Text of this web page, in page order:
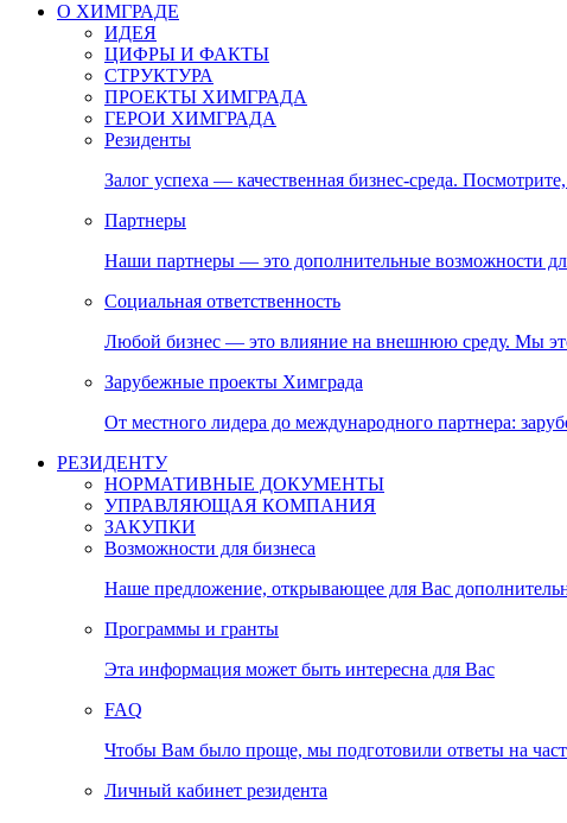
О ХИМГРАДЕ
ИДЕЯ
ЦИФРЫ И ФАКТЫ
СТРУКТУРА
ПРОЕКТЫ ХИМГРАДА
ГЕРОИ ХИМГРАДА
Резиденты
Залог успеха — качественная бизнес-среда.
Партнеры
Наши партнеры — это дополнительные возможности
Социальная ответственность
Любой бизнес — это влияние на внешнюю среду. Мы
Зарубежные проекты Химграда
От местного лидера до международного партнера:
РЕЗИДЕНТУ
НОРМАТИВНЫЕ ДОКУМЕНТЫ
УПРАВЛЯЮЩАЯ КОМПАНИЯ
ЗАКУПКИ
Возможности для бизнеса
Наше предложение, открывающее для Вас
Программы и гранты
Эта информация может быть интересна для Вас
FAQ
Чтобы Вам было проще, мы подготовили ответы на
Личный кабинет резидента